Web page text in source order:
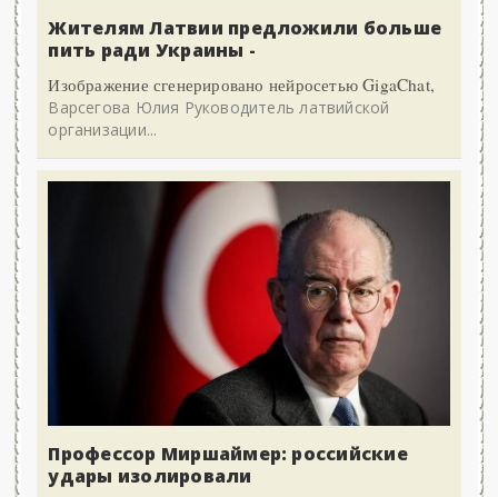
Жителям Латвии предложили больше
пить ради Украины -
Изображение сгенерировано нейросетью GigaChat,
Варсегова Юлия Руководитель латвийской
организации...
Профессор Миршаймер: российские
удары изолировали